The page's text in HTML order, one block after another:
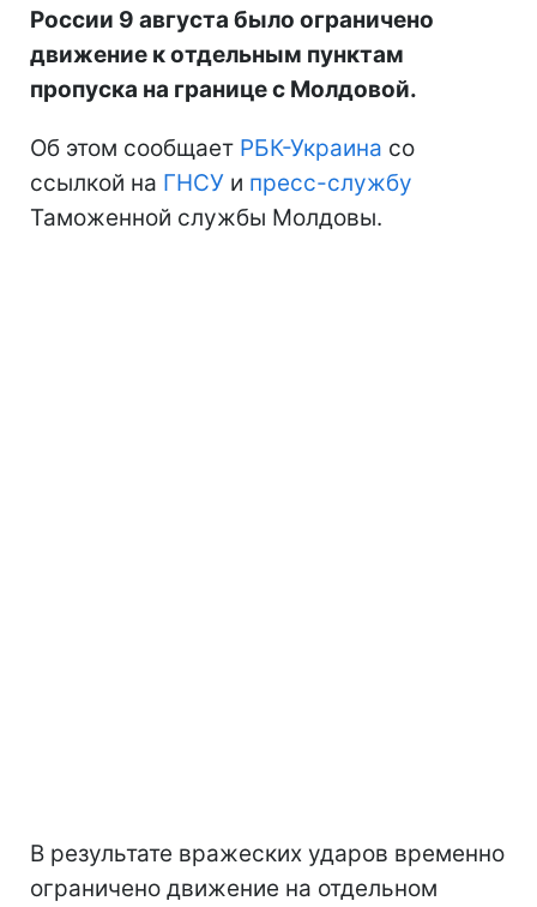
России 9 августа было ограничено
движение к отдельным пунктам
пропуска на границе с Молдовой.
Об этом сообщает РБК-Украина со
ссылкой на ГНСУ и пресс-службу
Таможенной службы Молдовы.
В результате вражеских ударов временно
ограничено движение на отдельном